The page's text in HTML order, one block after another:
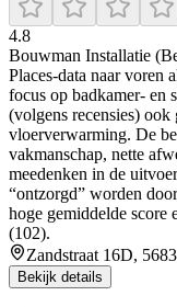
4.8
Bouwman Installatie
Places-data naar voren
focus op badkamer- en
(volgens recensies) ook
vloerverwarming. De
vakmanschap, nette
meedenken in de
“ontzorgd” worden
hoge gemiddelde score
(102).
Zandstraat 16D,
Bekijk details